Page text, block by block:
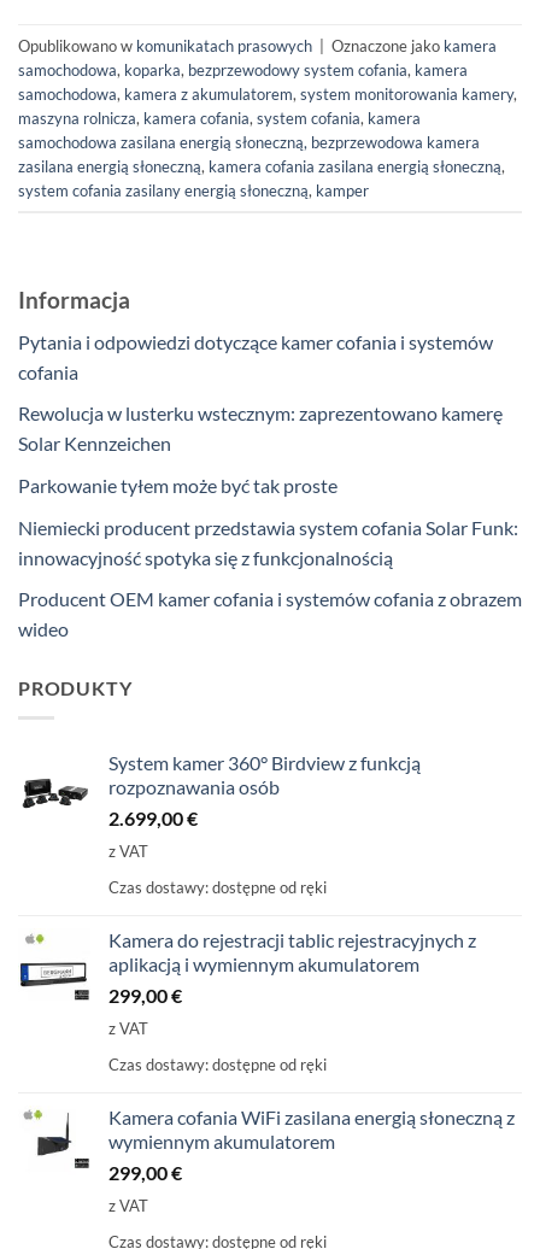
Opublikowano w komunikatach prasowych | Oznaczone jako kamera
samochodowa, koparka, bezprzewodowy system cofania, kamera
samochodowa, kamera z akumulatorem, system monitorowania kamery,
maszyna rolnicza, kamera cofania, system cofania, kamera
samochodowa zasilana energią słoneczną, bezprzewodowa kamera
zasilana energią słoneczną, kamera cofania zasilana energią słoneczną,
system cofania zasilany energią słoneczną, kamper
Informacja
Pytania i odpowiedzi dotyczące kamer cofania i systemów
cofania
Rewolucja w lusterku wstecznym: zaprezentowano kamerę
Solar Kennzeichen
Parkowanie tyłem może być tak proste
Niemiecki producent przedstawia system cofania Solar Funk:
innowacyjność spotyka się z funkcjonalnością
Producent OEM kamer cofania i systemów cofania z obrazem
wideo
PRODUKTY
System kamer 360° Birdview z funkcją
rozpoznawania osób
2.699,00€
z VAT
Czas dostawy:dostępne od ręki
Kamera do rejestracji tablic rejestracyjnych z
aplikacją i wymiennym akumulatorem
299,00€
z VAT
Czas dostawy:dostępne od ręki
Kamera cofania WiFi zasilana energią słoneczną z
wymiennym akumulatorem
299,00€
z VAT
Czas dostawy:dostępne od ręki